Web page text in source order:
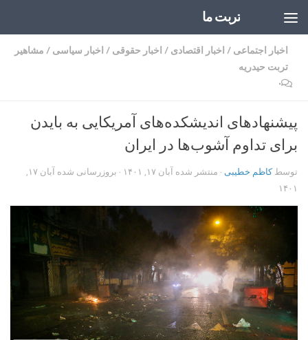
تربت ما
اخبار اجتماعی / اخبار اقتصادی / اخبار حقوقی / اخبار سیاسی / مشاهیر
تربت حیدریه
۰
پیشنهادهای اندیشکده‌های آمریکایی به بایدن
برای تداوم آشوب‌ها در ایران
توسطکاظم خطیبی · منتشر شده آبان ۱۷, ۱۴۰۱ · بروزرسانی شده
آبان ۱۷,
۱۴۰۱